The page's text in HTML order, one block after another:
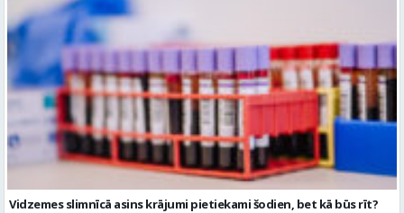
Vidzemes slimnīcā asins krājumi pietiekami šodien, bet kā būs rīt?